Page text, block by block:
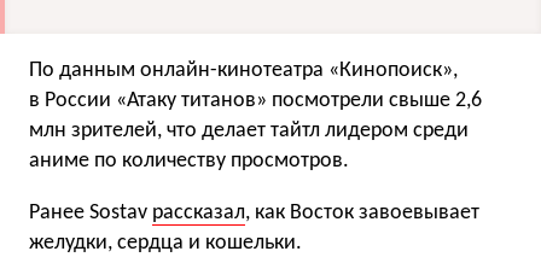
По данным онлайн-кинотеатра «Кинопоиск»,
в России «Атаку титанов» посмотрели свыше 2,6
млн зрителей, что делает тайтл лидером среди
аниме по количеству просмотров.
Ранее Sostav рассказал, как Восток завоевывает
желудки, сердца и кошельки.